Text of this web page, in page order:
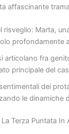
affascinante
risveglio: Marta,
profondamente
articolano fra
principale del
dei
le dinamiche
Terza Puntata In